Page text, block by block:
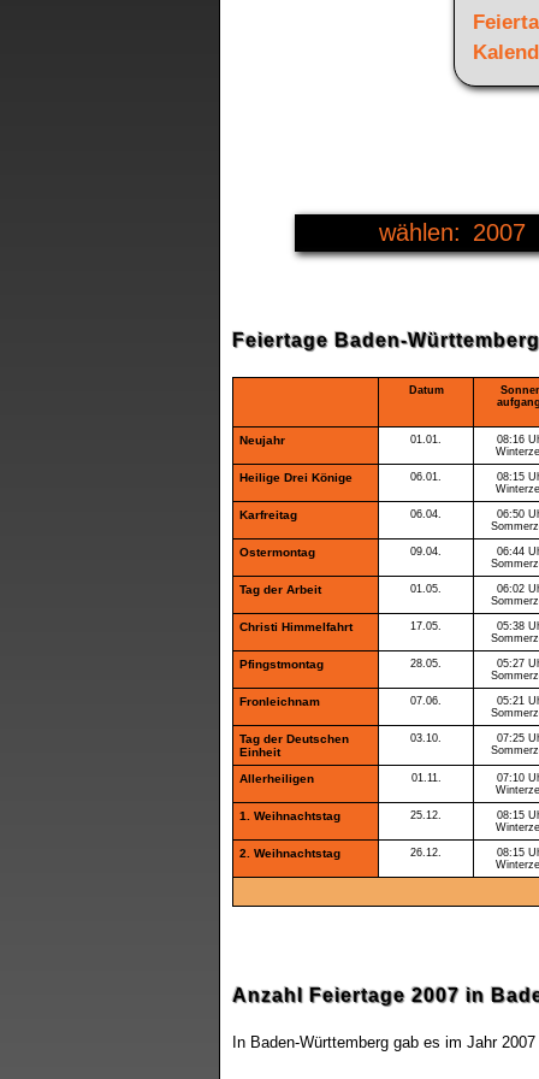
2007
2005
2006
2009
2010
2011
Feiertage Baden-
Datum
Neujahr 01.01.
08:16
Heilige Drei Könige 06.01.
08:15
Karfreitag 06.04.
06:50
Ostermontag 09.04.
06:44
Tag der Arbeit 01.05.
06:02
Christi Himmelfahrt 17.05.
05:38
Pfingstmontag 28.05.
05:27
Fronleichnam 07.06.
05:21
Tag der Deutschen
Einheit
03.10.
07:25
Allerheiligen 01.11.
07:10
1. Weihnachtstag 25.12.
08:15
2. Weihnachtstag 26.12.
08:15
Anzahl Feiertage 2007 in
In Baden-Württemberg gab es im Jahr